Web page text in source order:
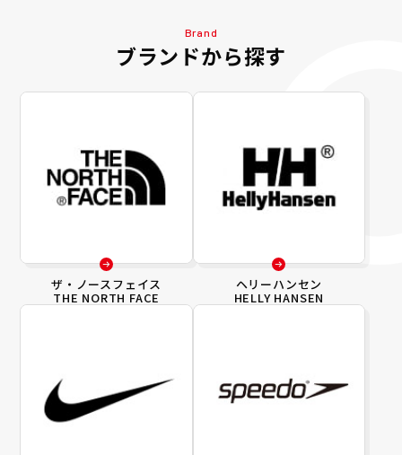
Brand
ブランドから探す
ザ・ノースフェイス
THE NORTH FACE
ヘリーハンセン
HELLY HANSEN